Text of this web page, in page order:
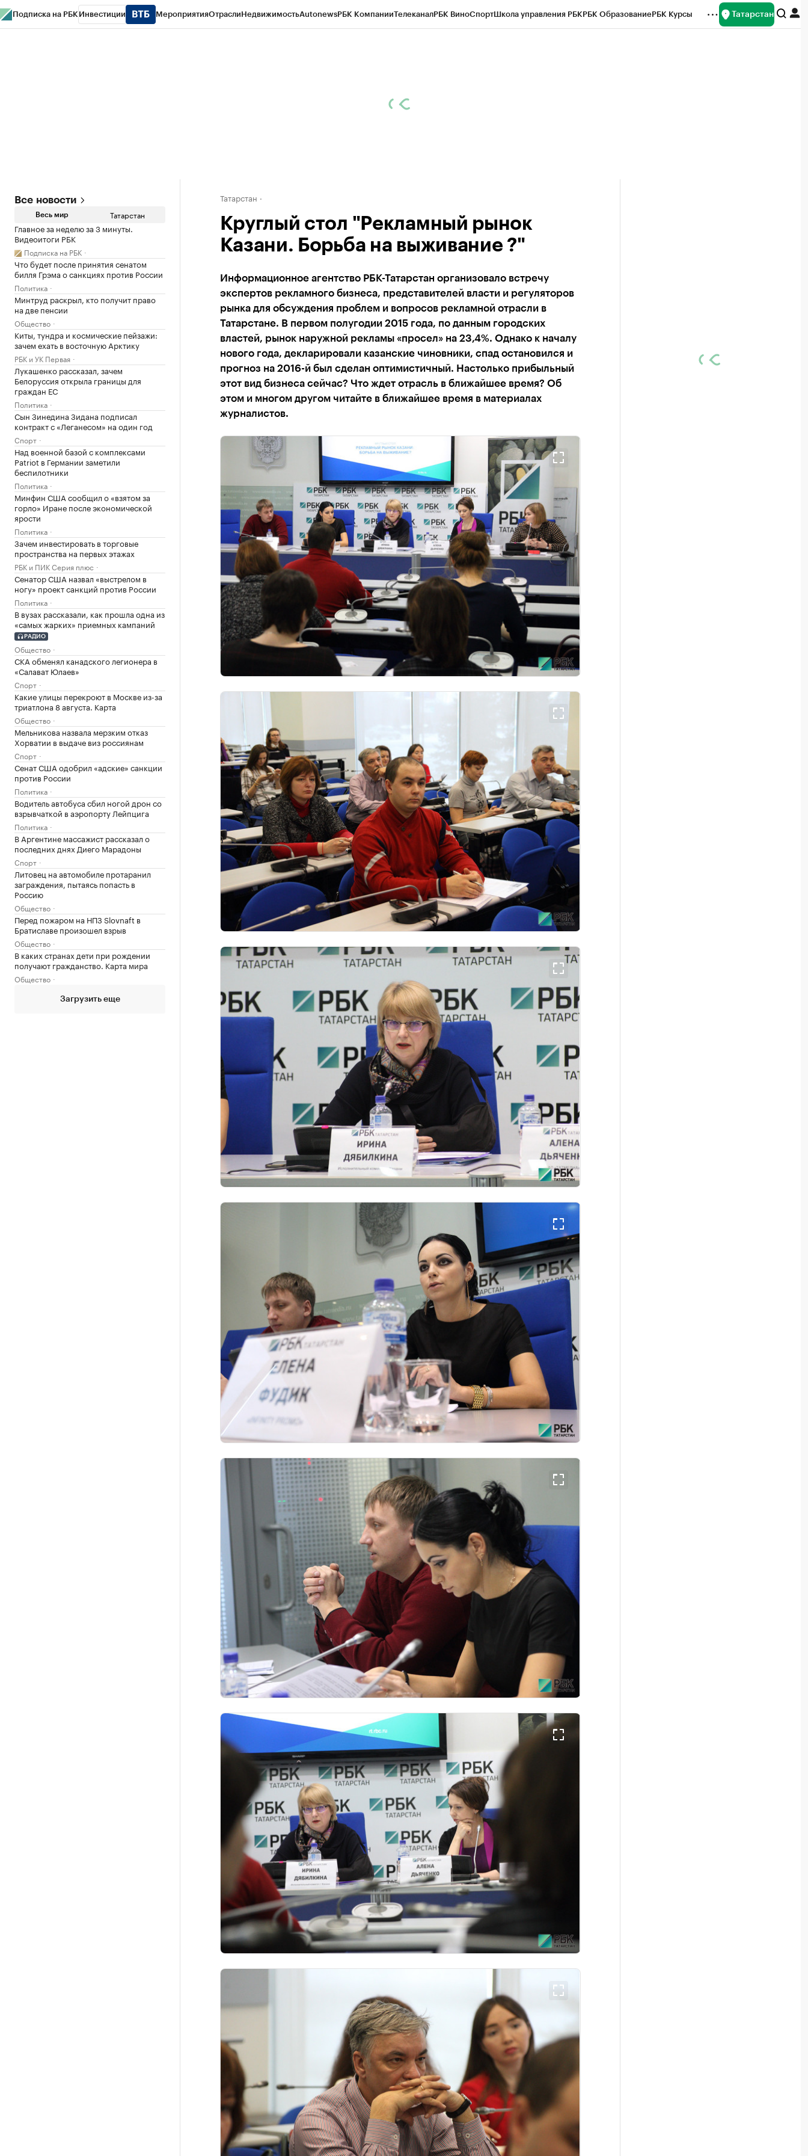
Подписка на РБК Инвестиции МероприятияОтраслиНедвижимостьAutonewsРБК КомпанииТелеканалРБК ВиноСпортШкола управления РБКРБК ОбразованиеРБК Курсы Татарстан
Все новости
Весь мир Татарстан
Главное за неделю за 3 минуты.
Видеоитоги РБК
Подписка на РБК
Что будет после принятия сенатом
билля Грэма о санкциях против России
Политика
Минтруд раскрыл, кто получит право
на две пенсии
Общество
Киты, тундра и космические пейзажи:
зачем ехать в восточную Арктику
РБК и УК Первая
Лукашенко рассказал, зачем
Белоруссия открыла границы для
граждан ЕС
Политика
Сын Зинедина Зидана подписал
контракт с «Леганесом» на один год
Спорт
Над военной базой с комплексами
Patriot в Германии заметили
беспилотники
Политика
Минфин США сообщил о «взятом за
горло» Иране после экономической
ярости
Политика
Зачем инвестировать в торговые
пространства на первых этажах
РБК и ПИК Серия плюс
Сенатор США назвал «выстрелом в
ногу» проект санкций против России
Политика
В вузах рассказали, как прошла одна из
«самых жарких» приемных кампаний
РАДИО
Общество
СКА обменял канадского легионера в
«Салават Юлаев»
Спорт
Какие улицы перекроют в Москве из-за
триатлона 8 августа. Карта
Общество
Мельникова назвала мерзким отказ
Хорватии в выдаче виз россиянам
Спорт
Сенат США одобрил «адские» санкции
против России
Политика
Водитель автобуса сбил ногой дрон со
взрывчаткой в аэропорту Лейпцига
Политика
В Аргентине массажист рассказал о
последних днях Диего Марадоны
Спорт
Литовец на автомобиле протаранил
заграждения, пытаясь попасть в
Россию
Общество
Перед пожаром на НПЗ Slovnaft в
Братиславе произошел взрыв
Общество
В каких странах дети при рождении
получают гражданство. Карта мира
Общество
Загрузить еще
Татарстан
Круглый стол "Рекламный рынок
Казани. Борьба на выживание ?"
Информационное агентство РБК-Татарстан организовало встречу
экспертов рекламного бизнеса, представителей власти и регуляторов
рынка для обсуждения проблем и вопросов рекламной отрасли в
Татарстане. В первом полугодии 2015 года, по данным городских
властей, рынок наружной рекламы «просел» на 23,4%. Однако к началу
нового года, декларировали казанские чиновники, спад остановился и
прогноз на 2016-й был сделан оптимистичный. Настолько прибыльный
этот вид бизнеса сейчас? Что ждет отрасль в ближайшее время? Об
этом и многом другом читайте в ближайшее время в материалах
журналистов.